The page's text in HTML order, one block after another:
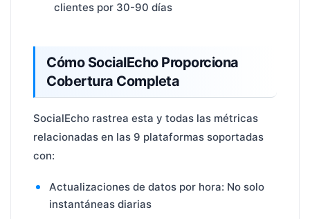
clientes por 30-90 días
Cómo SocialEcho Proporciona
Cobertura Completa
SocialEcho rastrea esta y todas las métricas
relacionadas en las 9 plataformas soportadas
con:
Actualizaciones de datos por hora: No solo
instantáneas diarias